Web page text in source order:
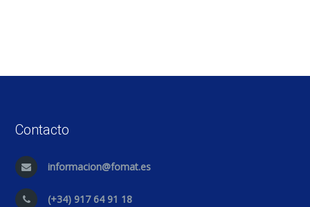
Contacto
informacion@fomat.es
(+34) 917 64 91 18